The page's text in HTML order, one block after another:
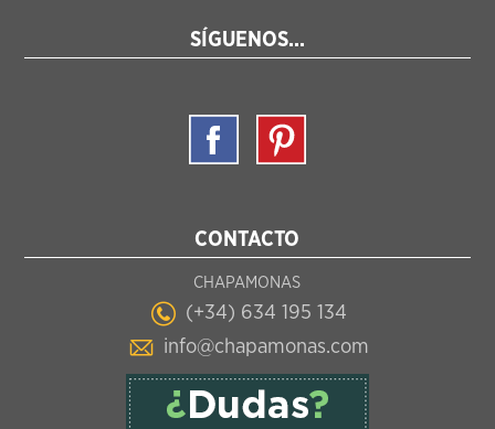
SÍGUENOS...
CONTACTO
CHAPAMONAS
(+34) 634 195 134
info@chapamonas.com